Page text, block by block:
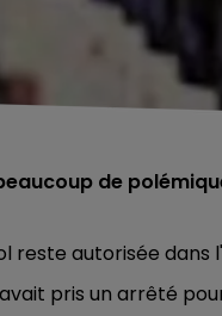
de
reste autorisée dans
pris un arrêté